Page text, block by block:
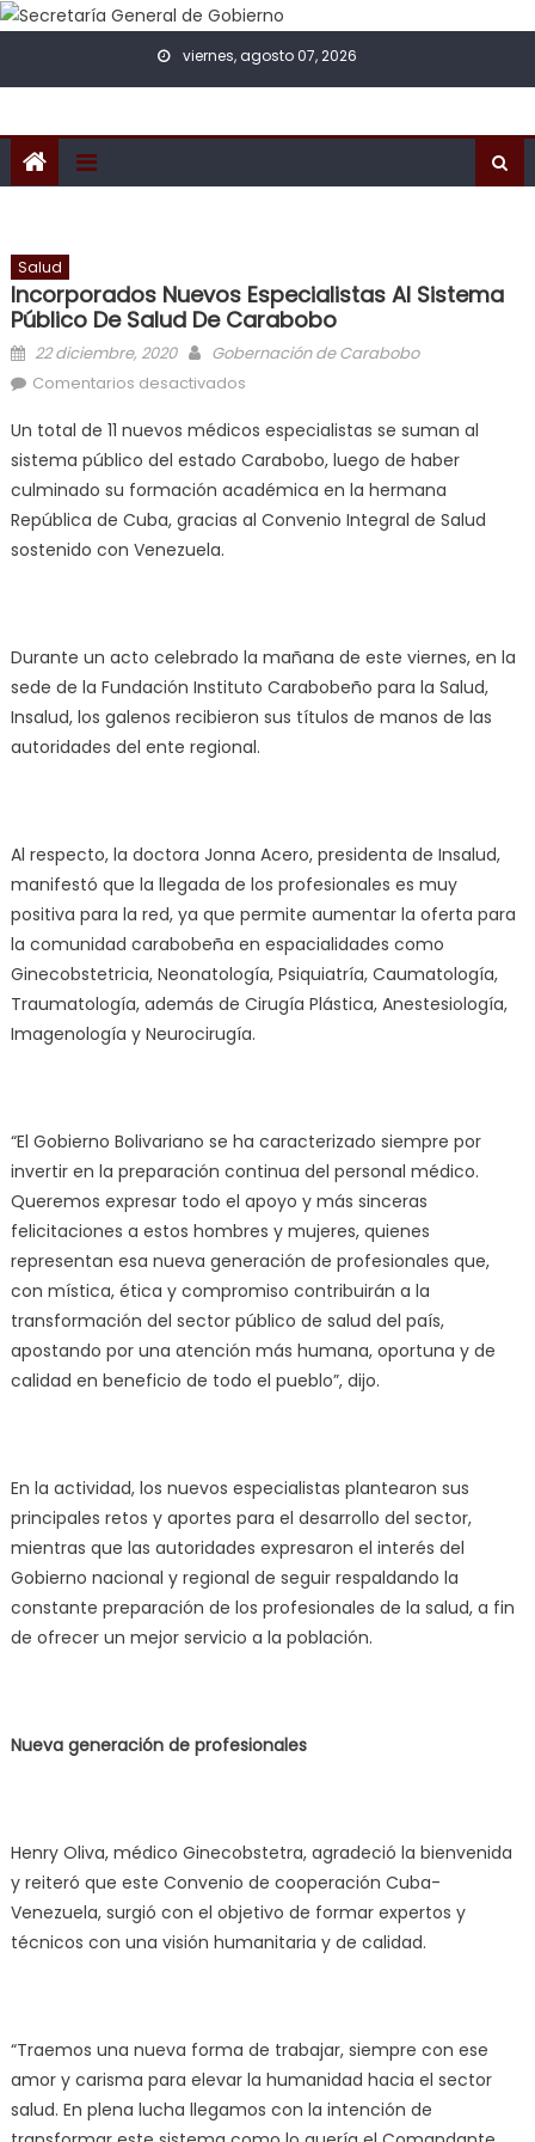
Skip to content
viernes, agosto 07, 2026
Salud
Incorporados Nuevos Especialistas Al Sistema
Público De Salud De Carabobo
Posted on
22 diciembre, 2020 Author
Gobernación de Carabobo
Comentarios desactivados
salud de Carabobo
Un total de 11 nuevos médicos especialistas se suman al
sistema público del estado Carabobo, luego de haber
culminado su formación académica en la hermana
República de Cuba, gracias al Convenio Integral de Salud
sostenido con Venezuela.
Durante un acto celebrado la mañana de este viernes, en la
sede de la Fundación Instituto Carabobeño para la Salud,
Insalud, los galenos recibieron sus títulos de manos de las
autoridades del ente regional.
Al respecto, la doctora Jonna Acero, presidenta de Insalud,
manifestó que la llegada de los profesionales es muy
positiva para la red, ya que permite aumentar la oferta para
la comunidad carabobeña en espacialidades como
Ginecobstetricia, Neonatología, Psiquiatría, Caumatología,
Traumatología, además de Cirugía Plástica, Anestesiología,
Imagenología y Neurocirugía.
“El Gobierno Bolivariano se ha caracterizado siempre por
invertir en la preparación continua del personal médico.
Queremos expresar todo el apoyo y más sinceras
felicitaciones a estos hombres y mujeres, quienes
representan esa nueva generación de profesionales que,
con mística, ética y compromiso contribuirán a la
transformación del sector público de salud del país,
apostando por una atención más humana, oportuna y de
calidad en beneficio de todo el pueblo”, dijo.
En la actividad, los nuevos especialistas plantearon sus
principales retos y aportes para el desarrollo del sector,
mientras que las autoridades expresaron el interés del
Gobierno nacional y regional de seguir respaldando la
constante preparación de los profesionales de la salud, a fin
de ofrecer un mejor servicio a la población.
Nueva generación de profesionales
Henry Oliva, médico Ginecobstetra, agradeció la bienvenida
y reiteró que este Convenio de cooperación Cuba-
Venezuela, surgió con el objetivo de formar expertos y
técnicos con una visión humanitaria y de calidad.
“Traemos una nueva forma de trabajar, siempre con ese
amor y carisma para elevar la humanidad hacia el sector
salud. En plena lucha llegamos con la intención de